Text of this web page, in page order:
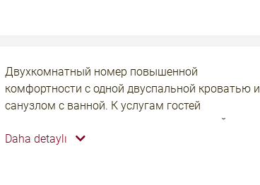
Двухкомнатный номер повышенной
комфортности с одной двуспальной кроватью и
санузлом с ванной. К услугам гостей
холодильник, телевидение, электрический
чайник, телефон, рабочий стол, прикроватные
Daha detaylı